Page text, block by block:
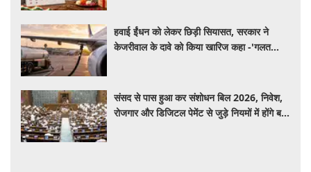
हवाई ईंधन को लेकर छिड़ी सियासत, सरकार ने
केजरीवाल के दावे को किया खारिज कहा -'गलत
संसद से पास हुआ कर संशोधन बिल 2026, निवेश,
रोजगार और डिजिटल पेमेंट से जुड़े नियमों में होंगे बड़े